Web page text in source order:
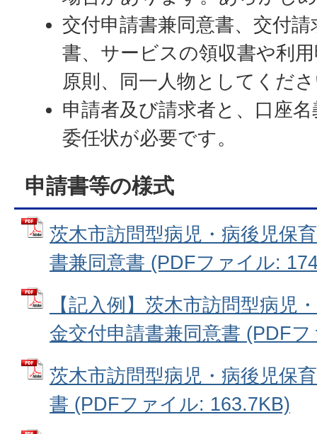
交付申請書兼同意書、交付
書、サービスの領収書や利
原則、同一人物としてくだ
申請者及び請求者と、口座
委任状が必要です。
申請書等の様式
茨木市訪問型病児・病後児保
書兼同意書 (PDFファイル:
【記入例】茨木市訪問型病児
金交付申請書兼同意書 (PDF
茨木市訪問型病児・病後児保
書 (PDFファイル: 163.7KB)